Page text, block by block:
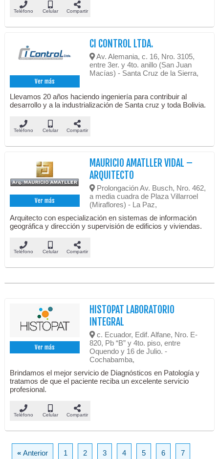
Teléfono Celular Compartir
Ver más
CI CONTROL LTDA.
Av. Alemania, c. 16, Nro. 3105,
entre 3er. y 4to. anillo (San Juan
Macías) - Santa Cruz de la Sierra,
Llevamos 20 años haciendo ingeniería para contribuir al
desarrollo y a la industrialización de Santa cruz y toda Bolivia.
Teléfono Celular Compartir
Ver más
MAURICIO AMATLLER VIDAL –
ARQUITECTO
Prolongación Av. Busch, Nro. 462,
a media cuadra de Plaza Villarroel
(Miraflores) - La Paz,
Arquitecto con especialización en sistemas de información
geográfica y dirección y supervisión de edificios y viviendas.
Teléfono Celular Compartir
Ver más
HISTOPAT LABORATORIO
INTEGRAL
c. Ecuador, Edif. Alfane, Nro. E-
820, Pb “B” y 4to. piso, entre
Oquendo y 16 de Julio. -
Cochabamba,
Brindamos el mejor servicio de Diagnósticos en Patología y
tratamos de que el paciente reciba un excelente servicio
profesional.
Teléfono Celular Compartir
«Anterior 1 2 3 4 5 6 7